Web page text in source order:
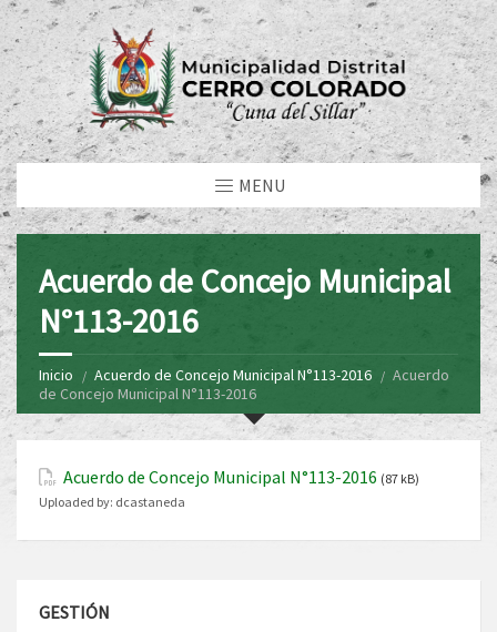
MENU
Acuerdo de Concejo Municipal
N°113-2016
Inicio Acuerdo de Concejo Municipal N°113-2016
Acuerdo
de Concejo Municipal N°113-2016
Acuerdo de Concejo Municipal N°113-2016 (87 kB)
Uploaded by: dcastaneda
GESTIÓN